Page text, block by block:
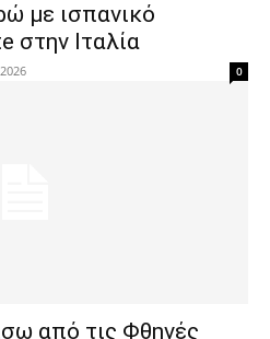
με ισπανικό
στην Ιταλία
0
από τις Φθηνές